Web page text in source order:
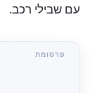
עם שבילי רכב.